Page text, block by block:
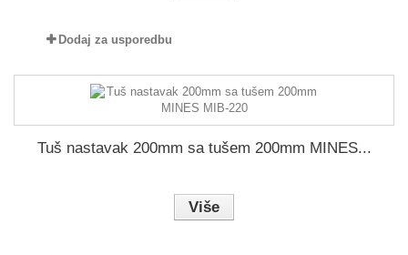
Dodaj za usporedbu
Tuš nastavak 200mm sa tušem 200mm MINES...
Više